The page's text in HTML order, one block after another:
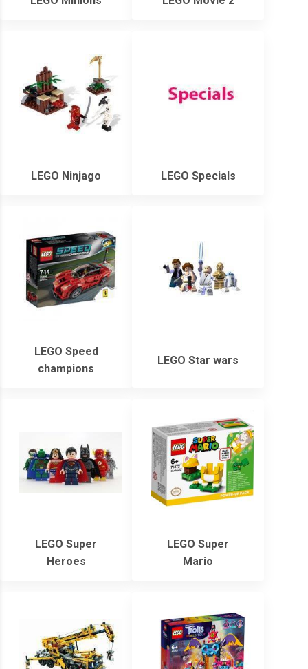
LEGO Ninjago LEGO Specials
LEGO Speed
champions
LEGO Star wars
LEGO Super
Heroes
LEGO Super
Mario